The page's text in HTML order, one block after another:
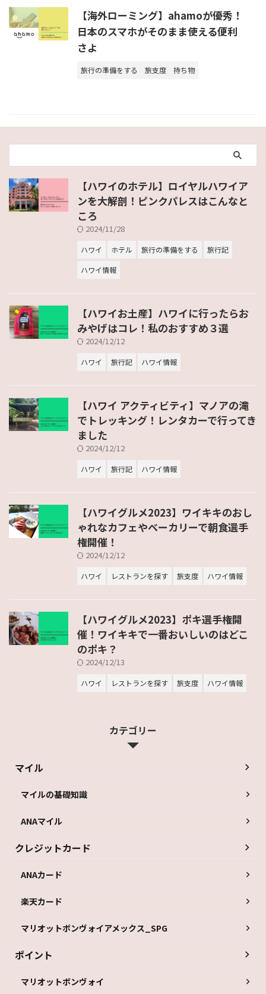
【海外ローミング】ahamoが優秀！
日本のスマホがそのまま使える便利
さよ
旅行の準備をする 旅支度 持ち物
【ハワイのホテル】ロイヤルハワイア
ンを大解剖！ピンクパレスはこんなと
ころ
2024/11/28
ハワイ ホテル 旅行の準備をする
旅行記
ハワイ情報
【ハワイお土産】ハワイに行ったらお
みやげはコレ！私のおすすめ３選
2024/12/12
ハワイ 旅行記 ハワイ情報
【ハワイ アクティビティ】マノアの滝
でトレッキング！レンタカーで行ってき
ました
2024/12/12
ハワイ 旅行記 ハワイ情報
【ハワイグルメ2023】ワイキキのおし
ゃれなカフェやベーカリーで朝食選手
権開催！
2024/12/12
ハワイ レストランを探す 旅支度 ハワイ情報
【ハワイグルメ2023】ポキ選手権開
催！ワイキキで一番おいしいのはどこ
のポキ？
2024/12/13
ハワイ レストランを探す 旅支度 ハワイ情報
カテゴリー
マイル
マイルの基礎知識
ANAマイル
クレジットカード
ANAカード
楽天カード
マリオットボンヴォイアメックス_SPG
ポイント
マリオットボンヴォイ